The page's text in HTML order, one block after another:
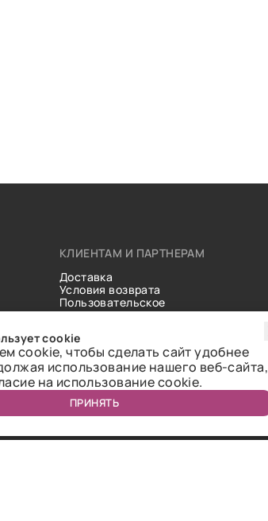
КЛИЕНТАМ И ПАРТНЕРАМ
Доставка
Условия возврата
Пользовательское
соглашение
Статьи
cookie
cookie, чтобы сделать сайт удобнее
использование нашего веб-сайта,
на использование cookie.
ПРИНЯТЬ